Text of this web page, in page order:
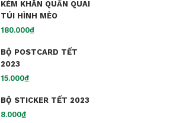
KÈM KHĂN QUẤN QUAI
TÚI HÌNH MÈO
180.000₫
BỘ POSTCARD TẾT
2023
15.000₫
BỘ STICKER TẾT 2023
8.000₫